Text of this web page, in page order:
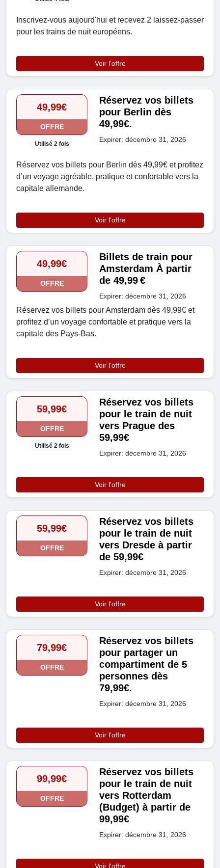
Inscrivez-vous aujourd'hui et recevez 2 laissez-passer
pour les trains de nuit européens.
Voir l'offre
49,99€
OFFRE
Utilisé 2 fois
Réservez vos billets
pour Berlin dès
49,99€.
Expirer: décembre 31, 2026
Réservez vos billets pour Berlin dès 49,99€ et profitez
d’un voyage agréable, pratique et confortable vers la
capitale allemande.
Voir l'offre
49,99€
OFFRE
Billets de train pour
Amsterdam À partir
de 49,99 €
Expirer: décembre 31, 2026
Réservez vos billets pour Amsterdam dès 49,99€ et
profitez d’un voyage confortable et pratique vers la
capitale des Pays-Bas.
Voir l'offre
59,99€
OFFRE
Utilisé 2 fois
Réservez vos billets
pour le train de nuit
vers Prague des
59,99€
Expirer: décembre 31, 2026
Voir l'offre
59,99€
OFFRE
Réservez vos billets
pour le train de nuit
vers Dresde à partir
de 59,99€
Expirer: décembre 31, 2026
Voir l'offre
79,99€
OFFRE
Réservez vos billets
pour partager un
compartiment de 5
personnes dès
79,99€.
Expirer: décembre 31, 2026
Voir l'offre
99,99€
OFFRE
Réservez vos billets
pour le train de nuit
vers Rotterdam
(Budget) à partir de
99,99€
Expirer: décembre 31, 2026
Voir l'offre